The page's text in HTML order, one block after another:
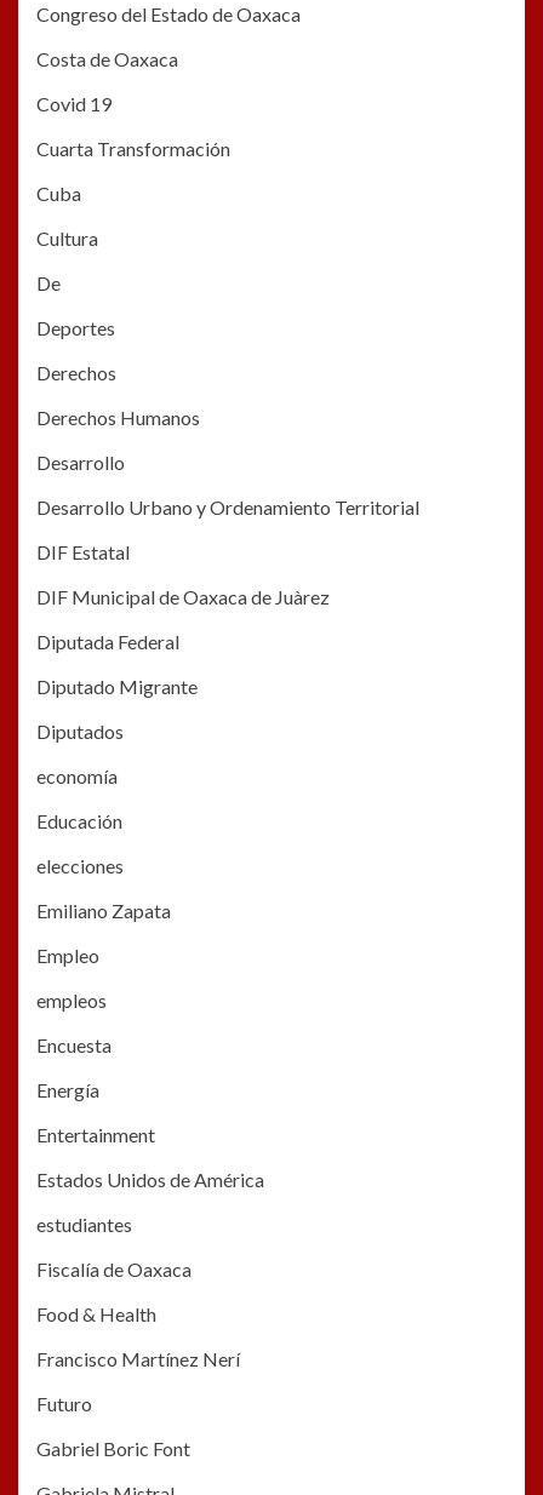
Congreso del Estado de Oaxaca
Costa de Oaxaca
Covid 19
Cuarta Transformación
Cuba
Cultura
De
Deportes
Derechos
Derechos Humanos
Desarrollo
Desarrollo Urbano y Ordenamiento Territorial
DIF Estatal
DIF Municipal de Oaxaca de Juàrez
Diputada Federal
Diputado Migrante
Diputados
economía
Educación
elecciones
Emiliano Zapata
Empleo
empleos
Encuesta
Energía
Entertainment
Estados Unidos de América
estudiantes
Fiscalía de Oaxaca
Food & Health
Francisco Martínez Nerí
Futuro
Gabriel Boric Font